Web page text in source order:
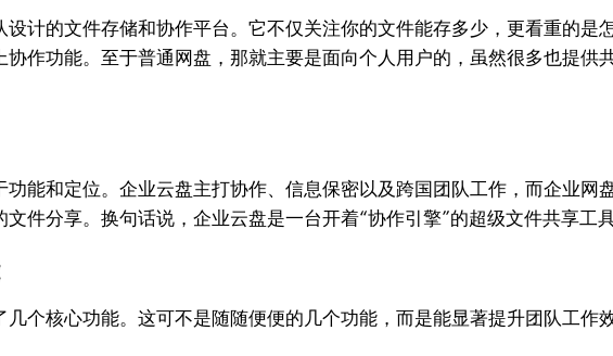
计的文件存储和协作平台。它不仅关注你的文件能存多少，更看重的是
作功能。至于普通网盘，那就主要是面向个人用户的，虽然很多也提供
能和定位。企业云盘主打协作、信息保密以及跨国团队工作，而企业网
件分享。换句话说，企业云盘是一台开着“协作引擎”的超级文件共享工
个核心功能。这可不是随随便便的几个功能，而是能显著提升团队工作